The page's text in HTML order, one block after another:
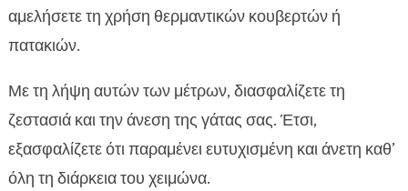
αμελήσετε τη χρήση θερμαντικών κουβερτών ή
πατακιών.
Με τη λήψη αυτών των μέτρων, διασφαλίζετε τη
ζεστασιά και την άνεση της γάτας σας. Έτσι,
εξασφαλίζετε ότι παραμένει ευτυχισμένη και άνετη καθ’
όλη τη διάρκεια του χειμώνα.